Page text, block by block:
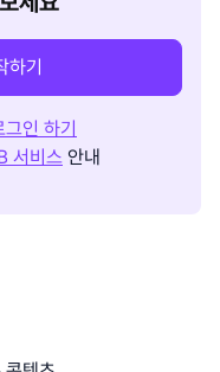
하기
그인 하기
서비스 안내